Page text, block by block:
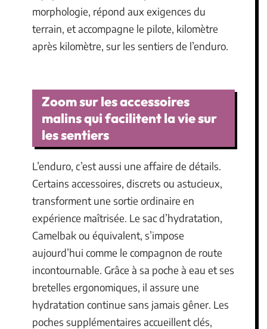
morphologie, répond aux exigences du
terrain, et accompagne le pilote, kilomètre
après kilomètre, sur les sentiers de l’enduro.
Zoom sur les accessoires
malins qui facilitent la vie sur
les sentiers
L’enduro, c’est aussi une affaire de détails.
Certains accessoires, discrets ou astucieux,
transforment une sortie ordinaire en
expérience maîtrisée. Le sac d’hydratation,
Camelbak ou équivalent, s’impose
aujourd’hui comme le compagnon de route
incontournable. Grâce à sa poche à eau et ses
bretelles ergonomiques, il assure une
hydratation continue sans jamais gêner. Les
poches supplémentaires accueillent clés,